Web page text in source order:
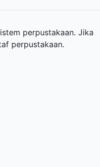
perpustakaan. Jika
perpustakaan.